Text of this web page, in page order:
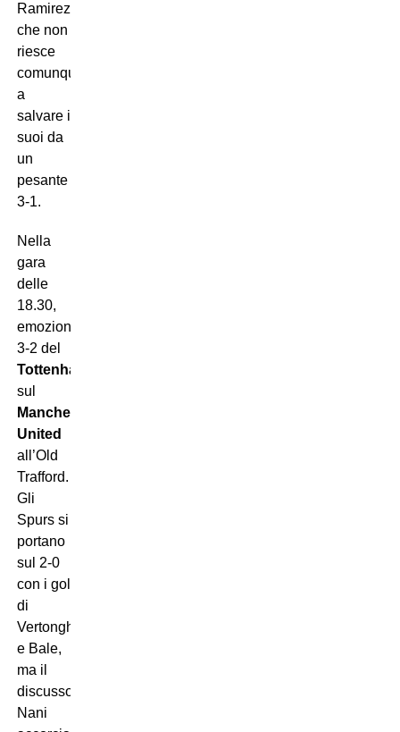
Ramirez
che non
riesce
comunque
a
salvare i
suoi da
un
pesante
3-1.
Nella
gara
delle
18.30,
emozionante
3-2 del
Tottenham
sul
Manchester
United
all’Old
Trafford.
Gli
Spurs si
portano
sul 2-0
con i gol
di
Vertonghen
e Bale,
ma il
discusso
Nani